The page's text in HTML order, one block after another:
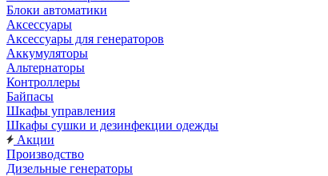
Блоки автоматики
Аксессуары
Аксессуары для генераторов
Аккумуляторы
Альтернаторы
Контроллеры
Байпасы
Шкафы управления
Шкафы сушки и дезинфекции одежды
Акции
Производство
Дизельные генераторы